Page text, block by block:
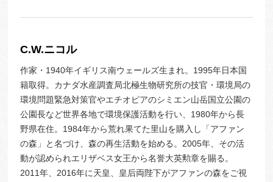
C.W.ニコル
作家・1940年イギリス南ウェールズ生まれ。1995年日本国
籍取得。カナダ水産調査局北極生物研究所の技官・環境局の
環境問題緊急対策官やエチオピアのシミエン山岳国立公園の
公園長など世界各地で環境保護活動を行い、1980年から長
野県在住。1984年から荒れ果てた里山を購入し「アファン
の森」と名づけ、森の再生活動を始める。2005年、その活
動が認められエリザベス女王から名誉大英勲章を賜る。
2011年、2016年に天皇、皇后両陛下がアファンの森をご視